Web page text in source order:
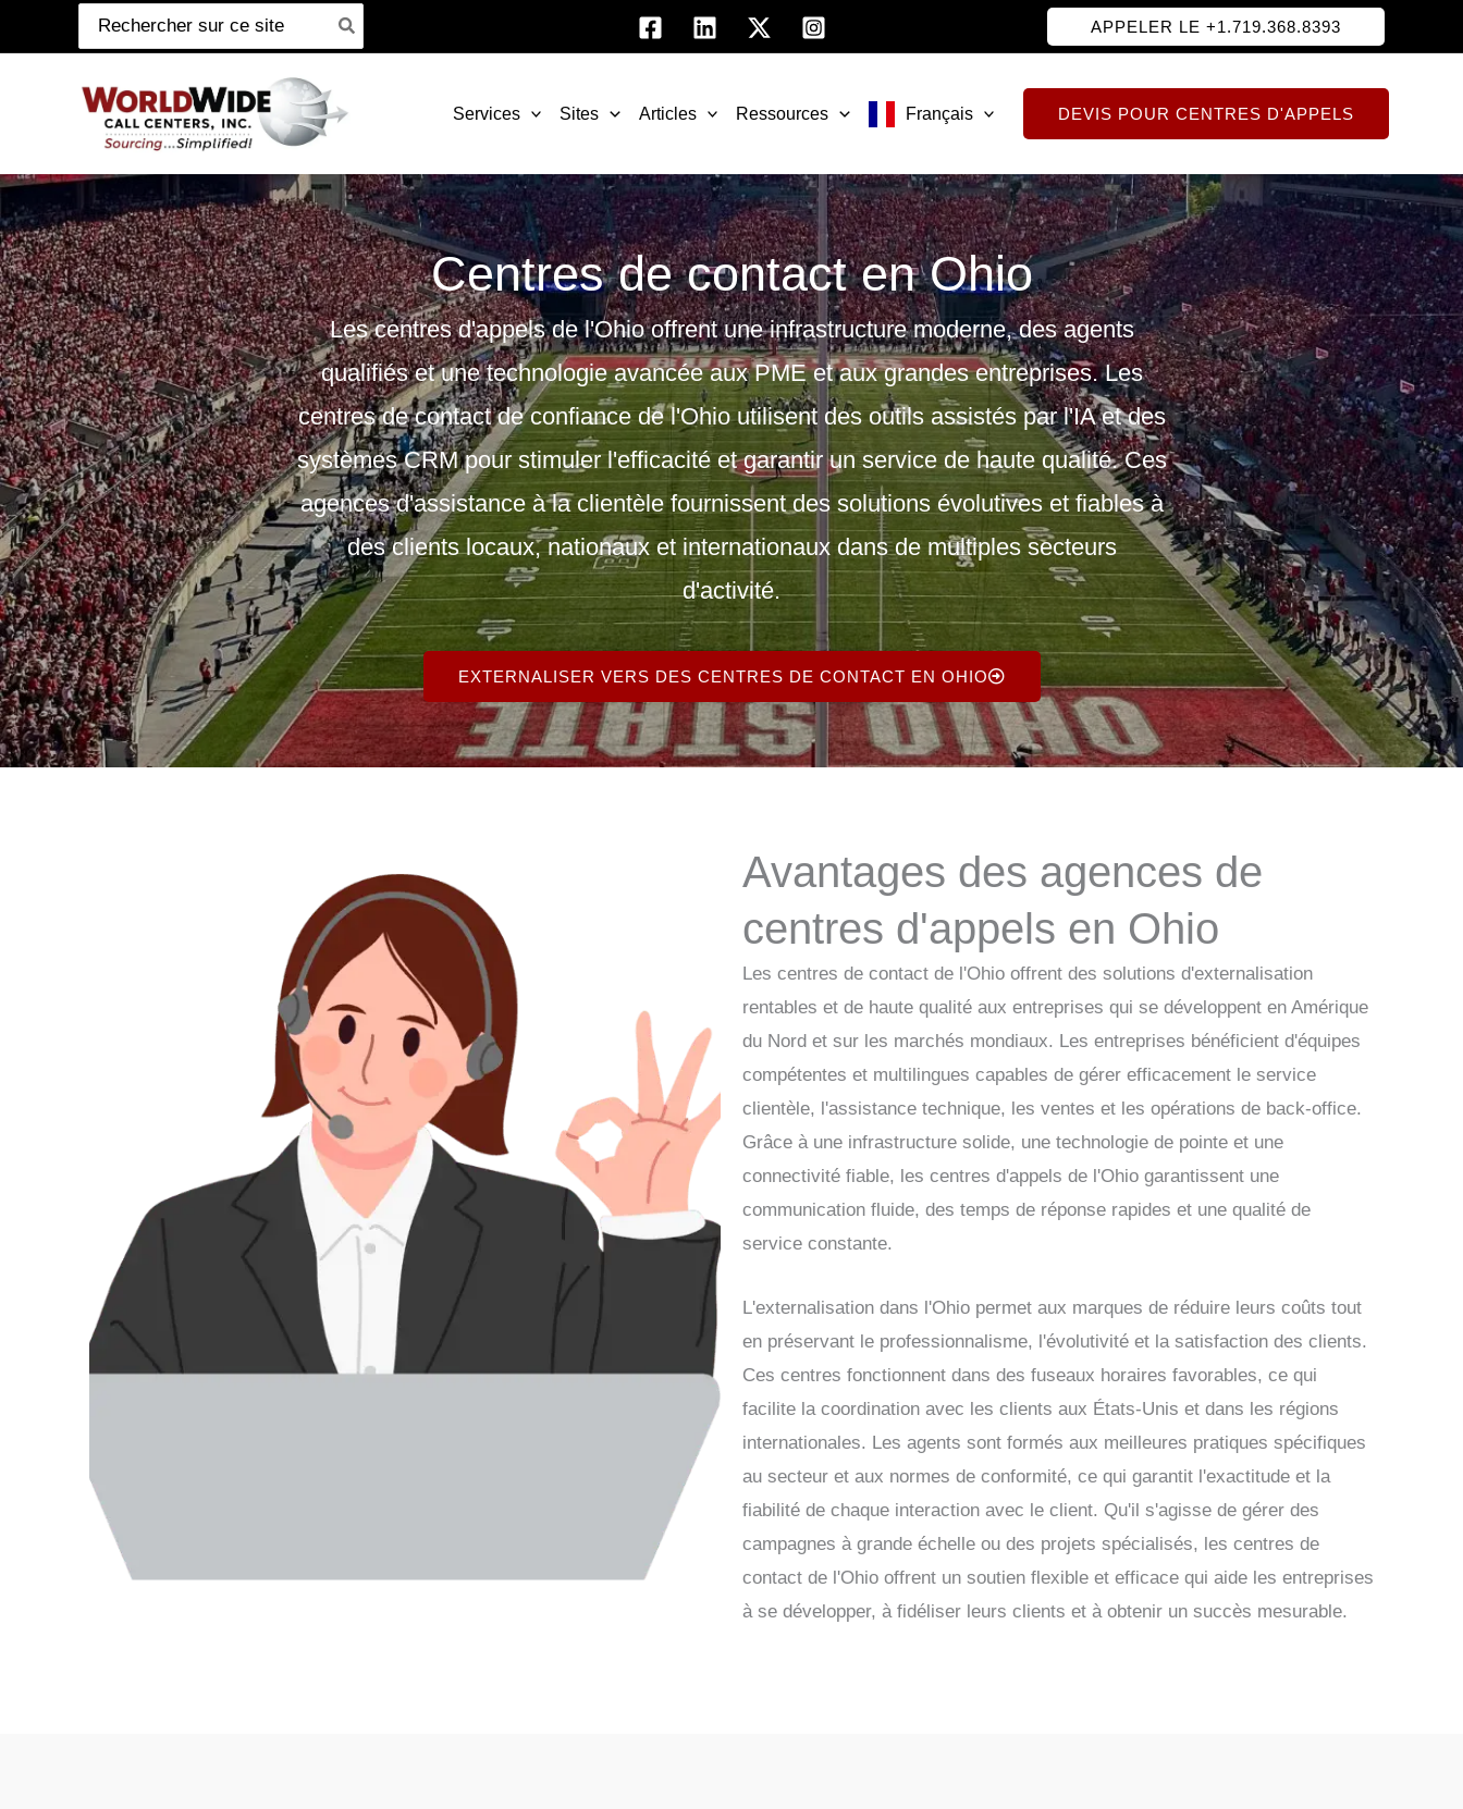
au
Recherche
:
APPELER LE +1.719.368.8393
Services Sites Articles Ressources Français DEVIS POUR CENTRES D'APPELS
Centres de contact en Ohio
Les centres d'appels de l'Ohio offrent une infrastructure moderne, des agents
qualifiés et une technologie avancée aux PME et aux grandes entreprises. Les
centres de contact de confiance de l'Ohio utilisent des outils assistés par l'IA et des
systèmes CRM pour stimuler l'efficacité et garantir un service de haute qualité. Ces
agences d'assistance à la clientèle fournissent des solutions évolutives et fiables à
des clients locaux, nationaux et internationaux dans de multiples secteurs
d'activité.
EXTERNALISER VERS DES CENTRES DE CONTACT EN OHIO
Avantages des agences de
centres d'appels en Ohio
Les centres de contact de l'Ohio offrent des solutions d'externalisation
rentables et de haute qualité aux entreprises qui se développent en Amérique
du Nord et sur les marchés mondiaux. Les entreprises bénéficient d'équipes
compétentes et multilingues capables de gérer efficacement le service
clientèle, l'assistance technique, les ventes et les opérations de back-office.
Grâce à une infrastructure solide, une technologie de pointe et une
connectivité fiable, les centres d'appels de l'Ohio garantissent une
communication fluide, des temps de réponse rapides et une qualité de
service constante.
L'externalisation dans l'Ohio permet aux marques de réduire leurs coûts tout
en préservant le professionnalisme, l'évolutivité et la satisfaction des clients.
Ces centres fonctionnent dans des fuseaux horaires favorables, ce qui
facilite la coordination avec les clients aux États-Unis et dans les régions
internationales. Les agents sont formés aux meilleures pratiques spécifiques
au secteur et aux normes de conformité, ce qui garantit l'exactitude et la
fiabilité de chaque interaction avec le client. Qu'il s'agisse de gérer des
campagnes à grande échelle ou des projets spécialisés, les centres de
contact de l'Ohio offrent un soutien flexible et efficace qui aide les entreprises
à se développer, à fidéliser leurs clients et à obtenir un succès mesurable.